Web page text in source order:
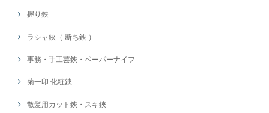
握り鋏
ラシャ鋏（ 断ち鋏 ）
事務・手工芸鋏・ペーパーナイフ
菊一印 化粧鋏
散髪用カット鋏・スキ鋏